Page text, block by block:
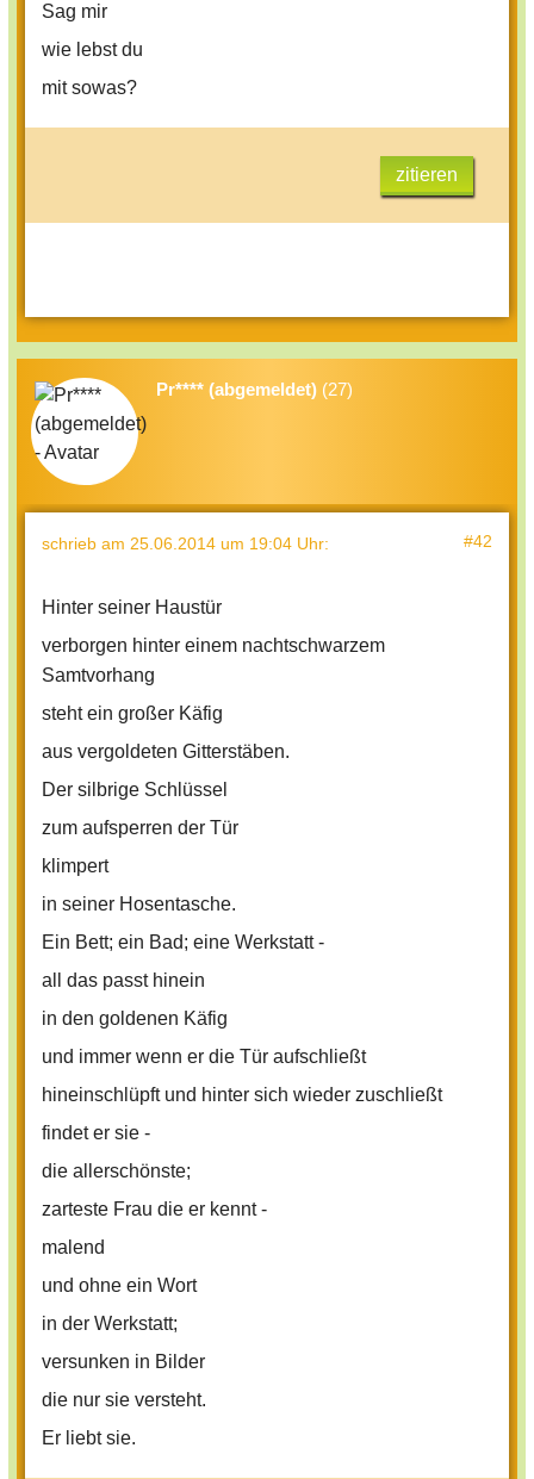
Sag mir
wie lebst du
mit sowas?
zitieren
Pr**** (abgemeldet) (27)
schrieb am 25.06.2014 um 19:04 Uhr: #42
Hinter seiner Haustür
verborgen hinter einem nachtschwarzem
Samtvorhang
steht ein großer Käfig
aus vergoldeten Gitterstäben.
Der silbrige Schlüssel
zum aufsperren der Tür
klimpert
in seiner Hosentasche.
Ein Bett; ein Bad; eine Werkstatt -
all das passt hinein
in den goldenen Käfig
und immer wenn er die Tür aufschließt
hineinschlüpft und hinter sich wieder zuschließt
findet er sie -
die allerschönste;
zarteste Frau die er kennt -
malend
und ohne ein Wort
in der Werkstatt;
versunken in Bilder
die nur sie versteht.
Er liebt sie.